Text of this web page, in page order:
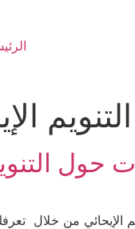
التنويم
حول